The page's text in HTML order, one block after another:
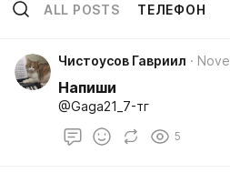
ALL POSTS ТЕЛЕФОН
Чистоусов Гавриил
Напиши
@Gaga21_7-тг
5